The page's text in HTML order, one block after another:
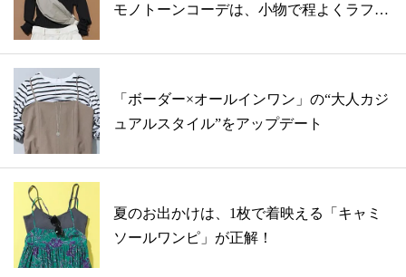
モノトーンコーデは、小物で程よくラフに
「ボーダー×オールインワン」の“大人カジ
ュアルスタイル”をアップデート
夏のお出かけは、1枚で着映える「キャミ
ソールワンピ」が正解！